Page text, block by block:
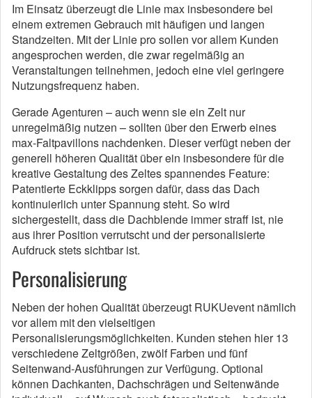
Im Einsatz überzeugt die Linie max insbesondere bei
einem extremen Gebrauch mit häufigen und langen
Standzeiten. Mit der Linie pro sollen vor allem Kunden
angesprochen werden, die zwar regelmäßig an
Veranstaltungen teilnehmen, jedoch eine viel geringere
Nutzungsfrequenz haben.
Gerade Agenturen – auch wenn sie ein Zelt nur
unregelmäßig nutzen – sollten über den Erwerb eines
max-Faltpavillons nachdenken. Dieser verfügt neben der
generell höheren Qualität über ein insbesondere für die
kreative Gestaltung des Zeltes spannendes Feature:
Patentierte Eckklipps sorgen dafür, dass das Dach
kontinuierlich unter Spannung steht. So wird
sichergestellt, dass die Dachblende immer straff ist, nie
aus ihrer Position verrutscht und der personalisierte
Aufdruck stets sichtbar ist.
Personalisierung
Neben der hohen Qualität überzeugt RUKUevent nämlich
vor allem mit den vielseitigen
Personalisierungsmöglichkeiten. Kunden stehen hier 13
verschiedene Zeltgrößen, zwölf Farben und fünf
Seitenwand-Ausführungen zur Verfügung. Optional
können Dachkanten, Dachschrägen und Seitenwände